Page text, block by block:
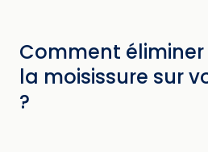
Comment
la moisissure sur
?